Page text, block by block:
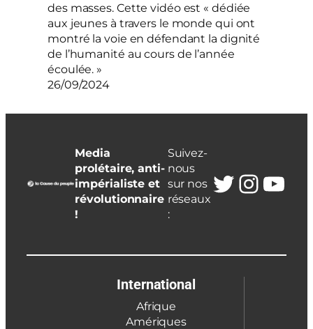
des masses. Cette vidéo est « dédiée
aux jeunes à travers le monde qui ont
montré la voie en défendant la dignité
de l’humanité au cours de l’année
écoulée. »
26/09/2024
Media
prolétaire, anti-
impérialiste et
révolutionnaire
!
Suivez-
nous
sur nos
réseaux
:
Twitter
International
Afrique
Amériques